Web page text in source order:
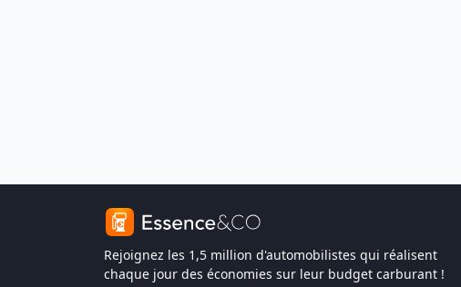
Rejoignez les 1,5 million d'automobilistes qui réalisent
chaque jour des économies sur leur budget carburant !